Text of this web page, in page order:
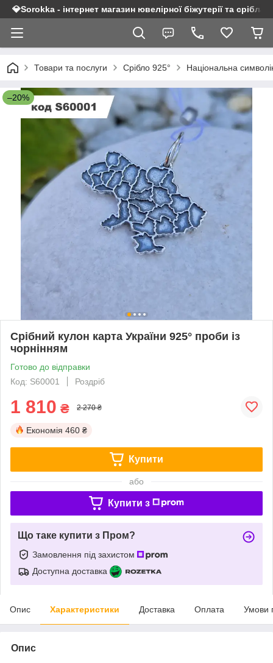
💎Sorokka - інтернет магазин ювелірної біжутерії та срібла
Товари та послуги Срібло 925° Національна
–20%
Срібний кулон карта України 925° проби із
чорнінням
Готово до відправки
Код: S60001
Роздріб
1 810 ₴ 2 270 ₴
Економія 460 ₴
Купити
або
Купити з
Що таке купити з Пром?
Замовлення під захистом
Доступна доставка
Опис Характеристики Доставка Оплата Умови
Опис